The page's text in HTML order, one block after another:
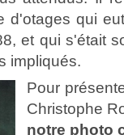
d'otages qui
et qui s'était
impliqués.
Pour
Christophe
notre photo